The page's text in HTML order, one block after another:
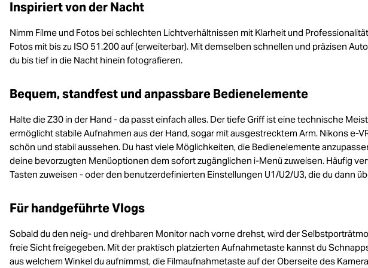
Inspiriert von der Nacht
Nimm Filme und Fotos bei schlechten Lichtverhältnissen mit Klarheit und
Fotos mit bis zu ISO 51.200 auf (erweiterbar). Mit demselben schnellen und präzisen
du bis tief in die Nacht hinein fotografieren.
Bequem, standfest und anpassbare Bedienelemente
Halte die Z30 in der Hand - da passt einfach alles. Der tiefe Griff ist eine technische
ermöglicht stabile Aufnahmen aus der Hand, sogar mit ausgestrecktem Arm. Nikons e-
schön und stabil aussehen. Du hast viele Möglichkeiten, die Bedienelemente
deine bevorzugten Menüoptionen dem sofort zugänglichen i-Menü zuweisen. Häufig
Tasten zuweisen - oder den benutzerdefinierten Einstellungen U1/U2/U3, die du dann
Für handgeführte Vlogs
Sobald du den neig- und drehbaren Monitor nach vorne drehst, wird der
freie Sicht freigegeben. Mit der praktisch platzierten Aufnahmetaste kannst du
aus welchem Winkel du aufnimmst, die Filmaufnahmetaste auf der Oberseite des